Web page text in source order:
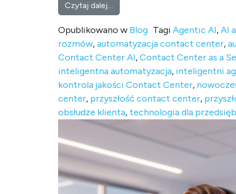
Czytaj dalej…
Opublikowano w Blog Tagi Agentic AI,AI
rozmów,automatyzacja contact center,
Contact Center AI,Contact Center as a
inteligentna automatyzacja, inteligentni
kontrola jakości Contact Center,
center, przyszłość contact center,
obsłudze klienta, technologia dla